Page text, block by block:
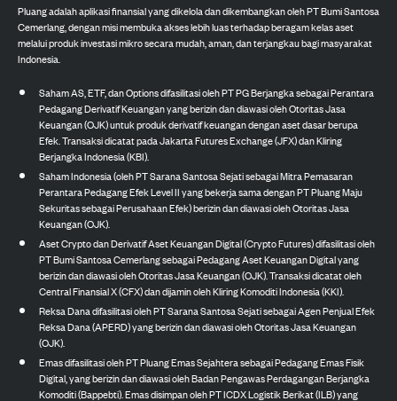
Pluang adalah aplikasi finansial yang dikelola dan dikembangkan oleh PT Bumi Santosa
Cemerlang, dengan misi membuka akses lebih luas terhadap beragam kelas aset
melalui produk investasi mikro secara mudah, aman, dan terjangkau bagi masyarakat
Indonesia.
Saham AS, ETF, dan Options difasilitasi oleh PT PG Berjangka sebagai Perantara
Pedagang Derivatif Keuangan yang berizin dan diawasi oleh Otoritas Jasa
Keuangan (OJK) untuk produk derivatif keuangan dengan aset dasar berupa
Efek. Transaksi dicatat pada Jakarta Futures Exchange (JFX) dan Kliring
Berjangka Indonesia (KBI).
Saham Indonesia (oleh PT Sarana Santosa Sejati sebagai Mitra Pemasaran
Perantara Pedagang Efek Level II yang bekerja sama dengan PT Pluang Maju
Sekuritas sebagai Perusahaan Efek) berizin dan diawasi oleh Otoritas Jasa
Keuangan (OJK).
Aset Crypto dan Derivatif Aset Keuangan Digital (Crypto Futures) difasilitasi oleh
PT Bumi Santosa Cemerlang sebagai Pedagang Aset Keuangan Digital yang
berizin dan diawasi oleh Otoritas Jasa Keuangan (OJK). Transaksi dicatat oleh
Central Finansial X (CFX) dan dijamin oleh Kliring Komoditi Indonesia (KKI).
Reksa Dana difasilitasi oleh PT Sarana Santosa Sejati sebagai Agen Penjual Efek
Reksa Dana (APERD) yang berizin dan diawasi oleh Otoritas Jasa Keuangan
(OJK).
Emas difasilitasi oleh PT Pluang Emas Sejahtera sebagai Pedagang Emas Fisik
Digital, yang berizin dan diawasi oleh Badan Pengawas Perdagangan Berjangka
Komoditi (Bappebti). Emas disimpan oleh PT ICDX Logistik Berikat (ILB) yang